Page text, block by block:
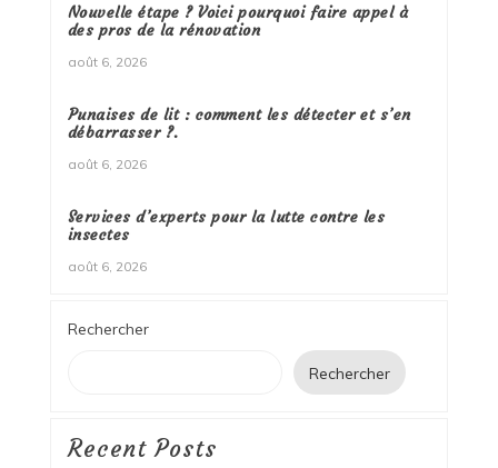
Nouvelle étape ? Voici pourquoi faire appel à
des pros de la rénovation
août 6, 2026
Punaises de lit : comment les détecter et s’en
débarrasser ?.
août 6, 2026
Services d’experts pour la lutte contre les
insectes
août 6, 2026
Rechercher
Rechercher
Recent Posts